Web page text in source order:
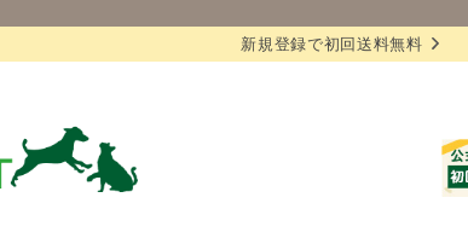
新規登録で初回送料無料